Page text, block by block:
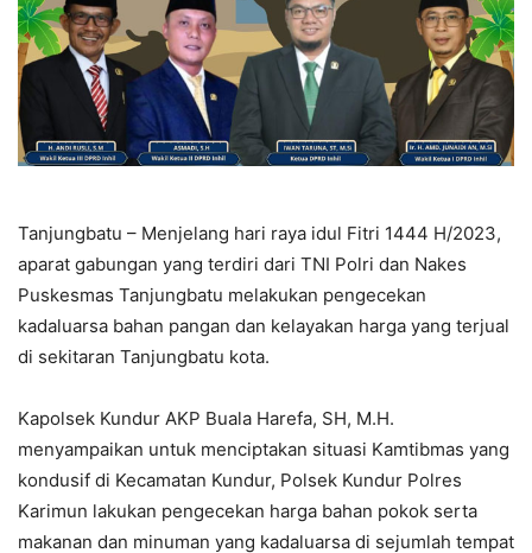
Tanjungbatu – Menjelang hari raya idul Fitri 1444 H/2023,
aparat gabungan yang terdiri dari TNI Polri dan Nakes
Puskesmas Tanjungbatu melakukan pengecekan
kadaluarsa bahan pangan dan kelayakan harga yang terjual
di sekitaran Tanjungbatu kota.
Kapolsek Kundur AKP Buala Harefa, SH, M.H.
menyampaikan untuk menciptakan situasi Kamtibmas yang
kondusif di Kecamatan Kundur, Polsek Kundur Polres
Karimun lakukan pengecekan harga bahan pokok serta
makanan dan minuman yang kadaluarsa di sejumlah tempat